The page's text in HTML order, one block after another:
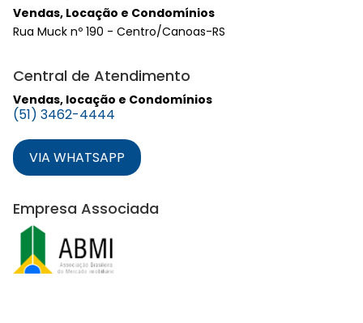
Vendas, Locação e Condomínios
Rua Muck nº 190 - Centro/Canoas-RS
Central de Atendimento
Vendas, locação e Condomínios
(51) 3462-4444
VIA WHATSAPP
Empresa Associada